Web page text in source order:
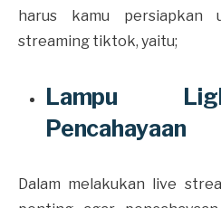
harus kamu persiapkan
streaming tiktok, yaitu;
Lampu
Pencahayaan
Dalam melakukan live